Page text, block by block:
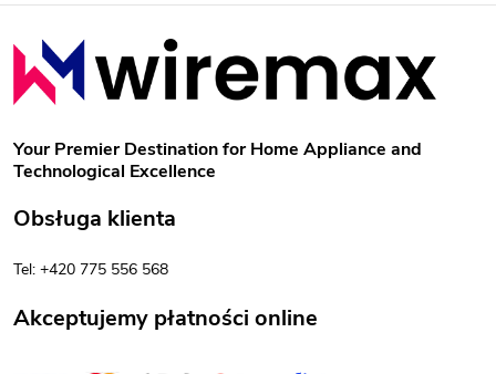
S
o
p
k
a
Your Premier Destination for Home Appliance and
Technological Excellence
Obsługa klienta
Tel: +420 775 556 568
Akceptujemy płatności online